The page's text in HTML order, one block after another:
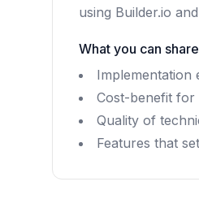
using Builder.io
What you can
Implementation
Cost-benefit for
Quality of
Features that